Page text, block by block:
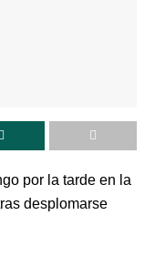
por la tarde en la
desplomarse